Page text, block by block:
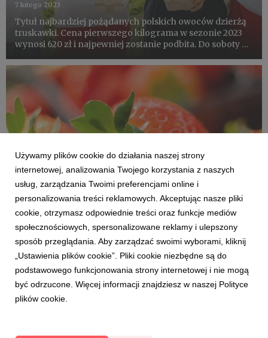
7 lutego 2023
Tytuł najbardziej pożądanych polskich owoców dzierżą
truskawki. Cena pierwszego kilograma w sezonie 2023
wynosi 620 zł i najpewniej zostanie podbita. Do soboty -
WOŚP. Voucher na pierwsze truskawki przekazali
TRUSKAWKA
Szypułka prawdę nam powie
4 maja 2023
Truskawki to ulubiony owoc Polaków, najbardziej
oczekiwany i często fałszowany. Jak rozpoznać polską
truskawkę jeszcze przed jej zakupem i spróbowaniem?
Importowana tru...
Używamy plików cookie do działania naszej strony
internetowej, analizowania Twojego korzystania z naszych
usług, zarządzania Twoimi preferencjami online i
personalizowania treści reklamowych. Akceptując nasze pliki
cookie, otrzymasz odpowiednie treści oraz funkcje mediów
społecznościowych, spersonalizowane reklamy i ulepszony
sposób przeglądania. Aby zarządzać swoimi wyborami, kliknij
„Ustawienia plików cookie”. Pliki cookie niezbędne są do
podstawowego funkcjonowania strony internetowej i nie mogą
być odrzucone. Więcej informacji znajdziesz w naszej Polityce
plików cookie.